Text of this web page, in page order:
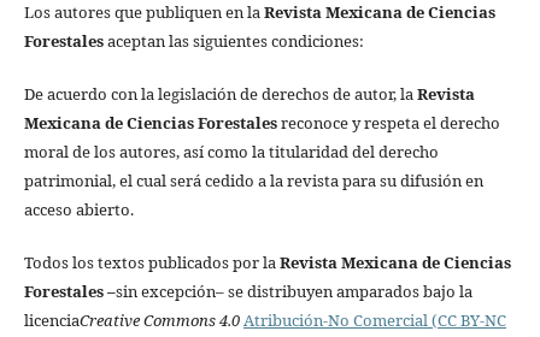
Los autores que publiquen en laRevista Mexicana de Ciencias
Forestalesaceptan las siguientes condiciones:
De acuerdo con la legislación de derechos de autor, laRevista
Mexicana de Ciencias Forestalesreconoce y respeta el derecho
moral de los autores, así como la titularidad del derecho
patrimonial, el cual será cedido a la revista para su difusión en
acceso abierto.
Todos los textos publicados por laRevista Mexicana de Ciencias
Forestales–sin excepción– se distribuyen amparados bajo la
licenciaCreative Commons 4.0Atribución-No Comercial (CC BY-NC